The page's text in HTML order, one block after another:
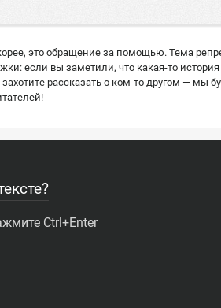
это обращение за помощью. Тема
если вы заметили, что какая-то история
рассказать о ком-то другом — мы
Ctrl+Enter